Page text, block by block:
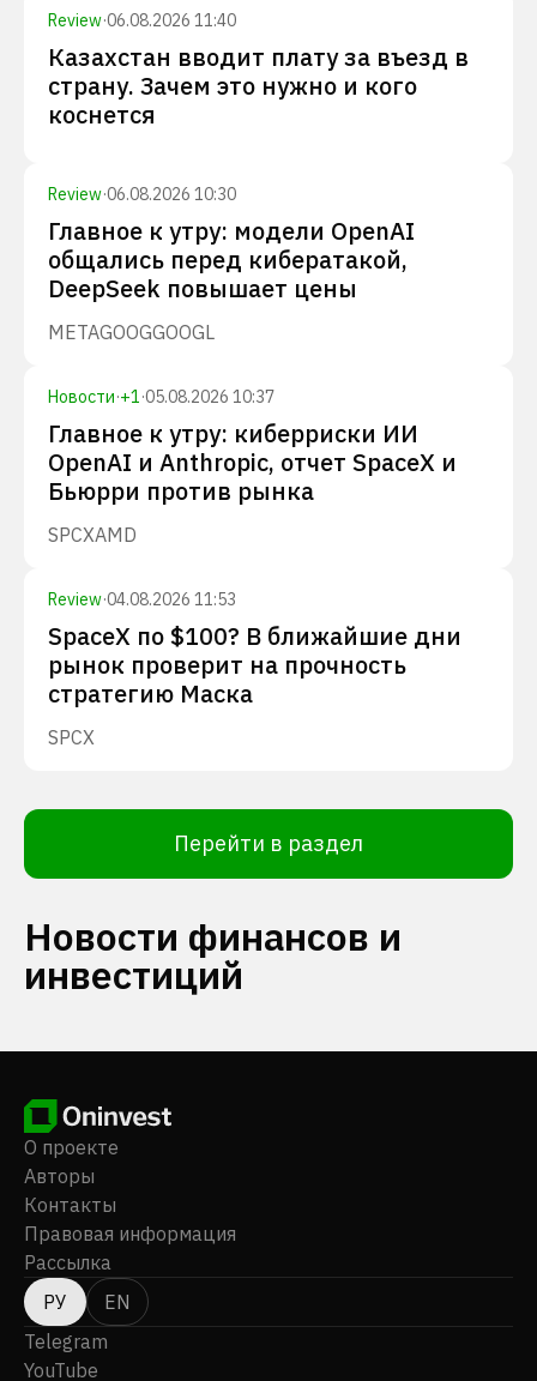
Review·06.08.2026 11:40
Казахстан вводит плату за въезд в
страну. Зачем это нужно и кого
коснется
Review·06.08.2026 10:30
Главное к утру: модели OpenAI
общались перед кибератакой,
DeepSeek повышает цены
METAGOOGGOOGL
Новости·+1·05.08.2026 10:37
Главное к утру: киберриски ИИ
OpenAI и Anthropic, отчет SpaceX и
Бьюрри против рынка
SPCXAMD
Review·04.08.2026 11:53
SpaceX по $100? В ближайшие дни
рынок проверит на прочность
стратегию Маска
SPCX
Перейти в раздел
Новости финансов и
инвестиций
О проекте
Авторы
Контакты
Правовая информация
Рассылка
РУ
EN
Telegram
YouTube